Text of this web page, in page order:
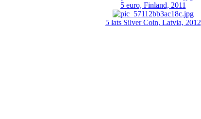
5 euro, Finland, 2011
5 lats Silver Coin, Latvia, 2012